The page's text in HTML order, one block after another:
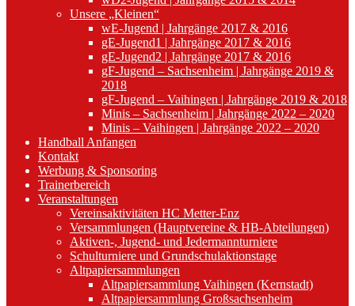
Unsere „Kleinen“
wE-Jugend | Jahrgänge 2017 & 2016
gE-Jugend1 | Jahrgänge 2017 & 2016
gE-Jugend2 | Jahrgänge 2017 & 2016
gF-Jugend – Sachsenheim | Jahrgänge 2019 &
2018
gF-Jugend – Vaihingen | Jahrgänge 2019 & 2018
Minis – Sachsenheim | Jahrgänge 2022 – 2020
Minis – Vaihingen | Jahrgänge 2022 – 2020
Handball Anfangen
Kontakt
Werbung & Sponsoring
Trainerbereich
Veranstaltungen
Vereinsaktivitäten HC Metter-Enz
Versammlungen (Hauptvereine & HB-Abteilungen)
Aktiven-, Jugend- und Jedermannturniere
Schulturniere und Grundschulaktionstage
Altpapiersammlungen
Altpapiersammlung Vaihingen (Kernstadt)
Altpapiersammlung Großsachsenheim